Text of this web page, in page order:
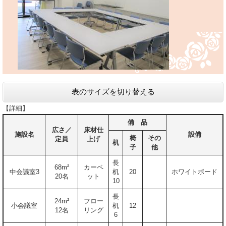
表のサイズを切り替える
【詳細】
施設名
広さ／
定員
床材仕
上げ
備 品
設備
机
椅
子
その
他
中会議室3
68m²
20名
カーペ
ット
長
机
10
20 ホワイトボード
小会議室
24m²
12名
フロー
リング
長
机
6
12